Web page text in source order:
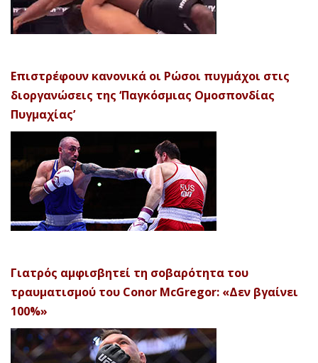
Επιστρέφουν κανονικά οι Ρώσοι πυγμάχοι στις
διοργανώσεις της ‘Παγκόσμιας Ομοσπονδίας
Πυγμαχίας’
Γιατρός αμφισβητεί τη σοβαρότητα του
τραυματισμού του Conor McGregor: «Δεν βγαίνει
100%»